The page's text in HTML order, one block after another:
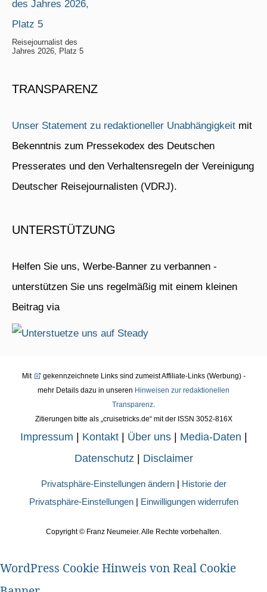
Reisejournalist des
Jahres 2026, Platz 5
TRANSPARENZ
Unser Statement zu redaktioneller Unabhängigkeit mit
Bekenntnis zum Pressekodex des Deutschen
Presserates und den Verhaltensregeln der Vereinigung
Deutscher Reisejournalisten (VDRJ).
UNTERSTÜTZUNG
Helfen Sie uns, Werbe-Banner zu verbannen -
unterstützen Sie uns regelmäßig mit einem kleinen
Beitrag via
Mit
gekennzeichnete Links sind zumeist Affiliate-Links (Werbung) -
mehr Details dazu in unseren Hinweisen zur redaktionellen
Transparenz.
Zitierungen bitte als „cruisetricks.de“ mit der ISSN 3052-816X
Impressum Kontakt| Über uns| Media-Daten
Datenschutz| Disclaimer
Privatsphäre-Einstellungen ändern| Historie der
Privatsphäre-Einstellungen| Einwilligungen widerrufen
Copyright © Franz Neumeier. Alle Rechte vorbehalten.
WordPress Cookie Hinweis von Real Cookie